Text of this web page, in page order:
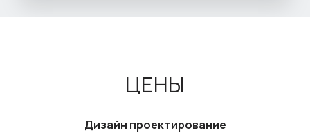
ЦЕНЫ
Дизайн проектирование